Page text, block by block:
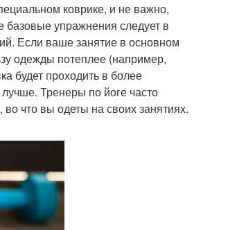
коврике, и не важно,
базовые упражнения следует в
Если ваше занятие в основном
одежды потеплее (например,
будет проходить в более
Тренеры по йоге часто
что вы одеты на своих занятиях.